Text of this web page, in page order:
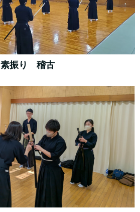
素振り 稽古